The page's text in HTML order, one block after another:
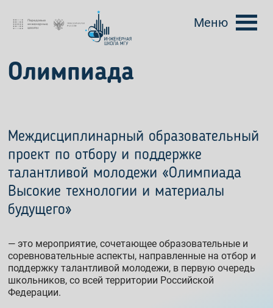
Меню
Олимпиада
Междисциплинарный образовательный
проект по отбору и поддержке
талантливой молодежи «Олимпиада
Высокие технологии и материалы
будущего»
— это мероприятие, сочетающее образовательные и
соревновательные аспекты, направленные на отбор и
поддержку талантливой молодежи, в первую очередь
школьников, со всей территории Российской
Федерации.